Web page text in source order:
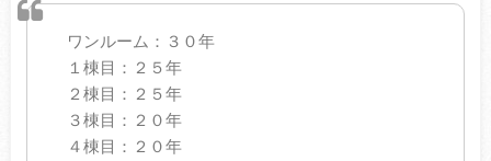
ワンルーム：３０年
１棟目：２５年
２棟目：２５年
３棟目：２０年
４棟目：２０年